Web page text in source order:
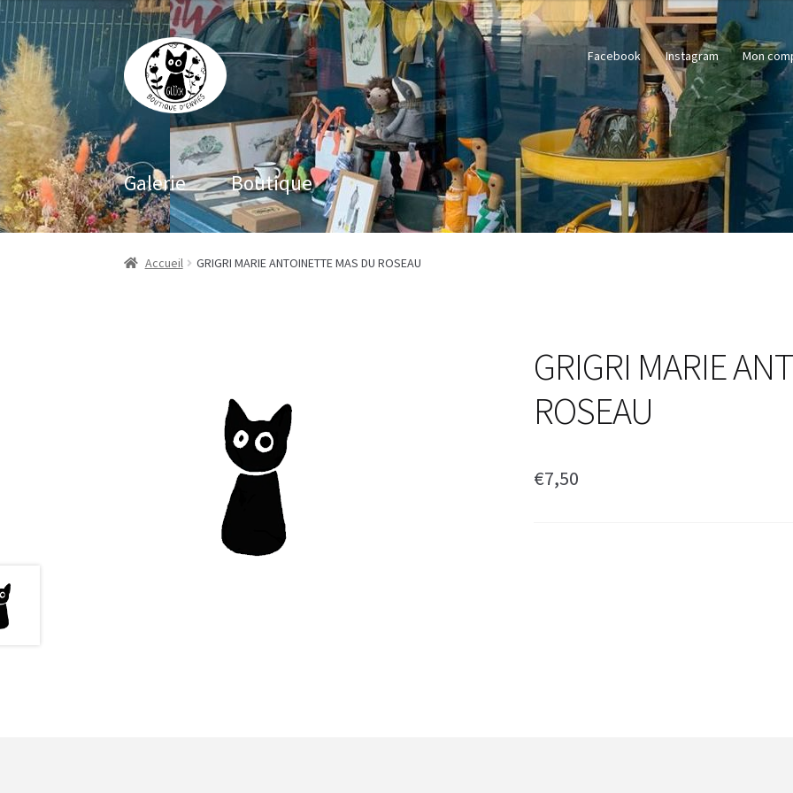
Aller
à
la
navigation
Aller
au
contenu
Facebook Instagram Mon
Galerie Boutique
Accueil GRIGRI MARIE ANTOINETTE MAS DU ROSEAU
GRIGRI MARIE
ROSEAU
€7,50